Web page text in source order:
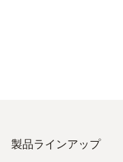
製品ラインアップ